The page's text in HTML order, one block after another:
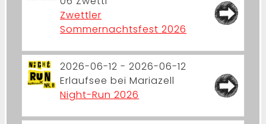
Zwettler
Sommernachtsfest 2026
2026-06-12 - 2026-06-12
Erlaufsee bei Mariazell
Night-Run 2026